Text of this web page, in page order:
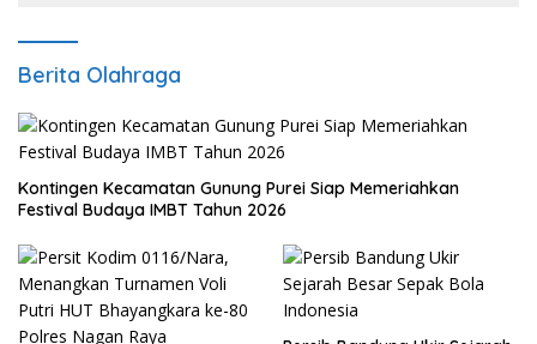
Berita Olahraga
Kontingen Kecamatan Gunung Purei Siap Memeriahkan
Festival Budaya IMBT Tahun 2026